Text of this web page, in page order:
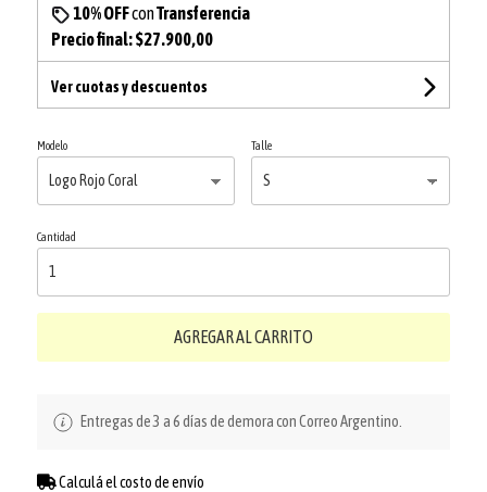
10% OFFconTransferencia
Precio final:$27.900,00
Ver cuotas y descuentos
Modelo Talle
Cantidad
AGREGAR AL CARRITO
Entregas de 3 a 6 días de demora con Correo Argentino.
Calculá el costo de envío